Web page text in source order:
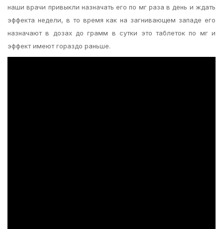
наши врачи привыкли назначать его по мг раза в день и ждать
эффекта недели, в то время как на загнивающем западе его
назначают в дозах до грамм в сутки это таблеток по мг и
эффект имеют гораздо раньше.